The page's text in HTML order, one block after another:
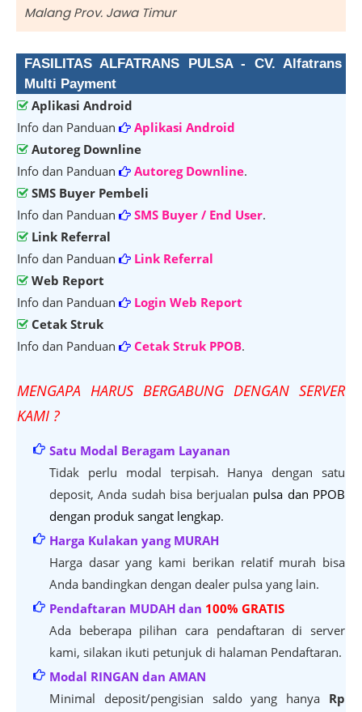
Malang Prov. Jawa Timur
FASILITAS ALFATRANS PULSA - CV. Alfatrans
Multi Payment
Aplikasi Android
Info dan Panduan
Aplikasi Android
Autoreg Downline
Info dan Panduan
Autoreg Downline.
SMS Buyer Pembeli
Info dan Panduan
SMS Buyer / End User.
Link Referral
Info dan Panduan
Link Referral
Web Report
Info dan Panduan
Login Web Report
Cetak Struk
Info dan Panduan
Cetak Struk PPOB.
MENGAPA HARUS BERGABUNG DENGAN SERVER
KAMI ?
Satu Modal Beragam Layanan
Tidak perlu modal terpisah. Hanya dengan satu
deposit, Anda sudah bisa berjualan pulsa dan PPOB
dengan produk sangat lengkap.
Harga Kulakan yang MURAH
Harga dasar yang kami berikan relatif murah bisa
Anda bandingkan dengan dealer pulsa yang lain.
Pendaftaran MUDAH dan 100% GRATIS
Ada beberapa pilihan cara pendaftaran di server
kami, silakan ikuti petunjuk di halaman Pendaftaran.
Modal RINGAN dan AMAN
Minimal deposit/pengisian saldo yang hanya Rp